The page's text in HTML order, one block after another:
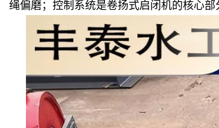
绳偏磨；控制系统是卷扬式启闭机的核心